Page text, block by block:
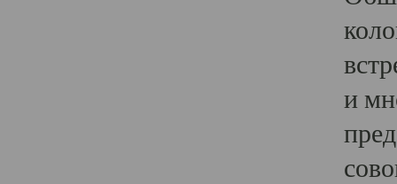
и